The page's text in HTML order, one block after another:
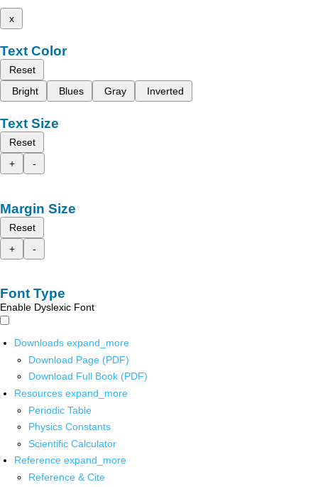
x
Text Color
Reset
Bright
Blues Gray Inverted
Text Size
Reset
+
-
Margin Size
Reset
+
-
Font Type
Enable Dyslexic Font
Downloads expand_more
Download Page (PDF)
Download Full Book (PDF)
Resources expand_more
Periodic Table
Physics Constants
Scientific Calculator
Reference expand_more
Reference & Cite